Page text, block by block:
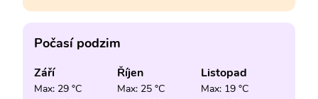
Počasí podzim
Září
Max: 29 °C
Říjen
Max: 25 °C
Listopad
Max: 19 °C